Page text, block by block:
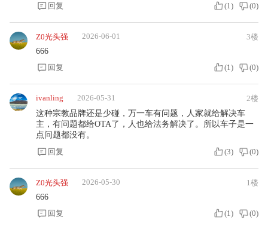
回复
(1 ) (0)
Z0光头强 2026-06-01
3楼
666
回复
(1 ) (0)
ivanling 2026-05-31
2楼
这种宗教品牌还是少碰，万一车有问题，人家就给解决车
主，有问题都给OTA了，人也给法务解决了。所以车子是一
点问题都没有。
回复
(3) (0)
Z0光头强 2026-05-30
1楼
666
回复
(1 ) (0)